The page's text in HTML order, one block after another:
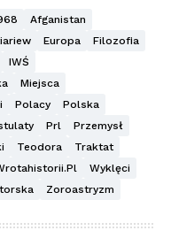
Afganistan
Europa
Filozofia
IWŚ
Miejsca
Polacy
Polska
Prl
Przemysł
Teodora
Traktat
Wyklęci
Zoroastryzm